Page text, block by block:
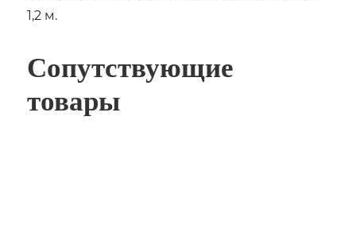
1,2 м.
Сопутствующие
товары